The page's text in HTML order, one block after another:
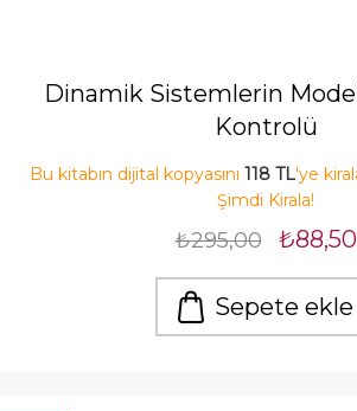
Dinamik Sistemlerin
Kontrolü
Bu kitabın dijital kopyasını 118 TL'ye
Şimdi Kirala!
₺295,00 ₺88,50
Sepete ekle